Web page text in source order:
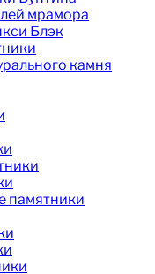
мрамора
Блэк
камня
памятники